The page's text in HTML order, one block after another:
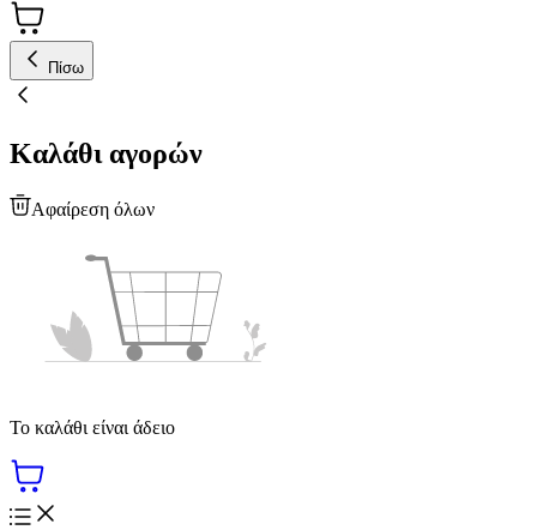
Πίσω
Καλάθι αγορών
Αφαίρεση όλων
Το καλάθι είναι άδειο